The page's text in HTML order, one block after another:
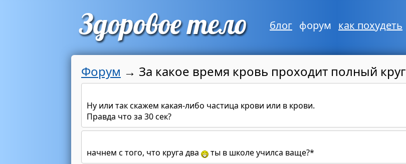
блог форум как похудеть
Форум → За какое время кровь проходит полный круг
Ну или так скажем какая-либо частица крови или в крови.
Правда что за 30 сек?
начнем с того, что круга два ты в школе училса ваще?*